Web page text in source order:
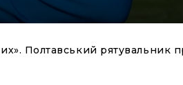
Полтавський рятувальник